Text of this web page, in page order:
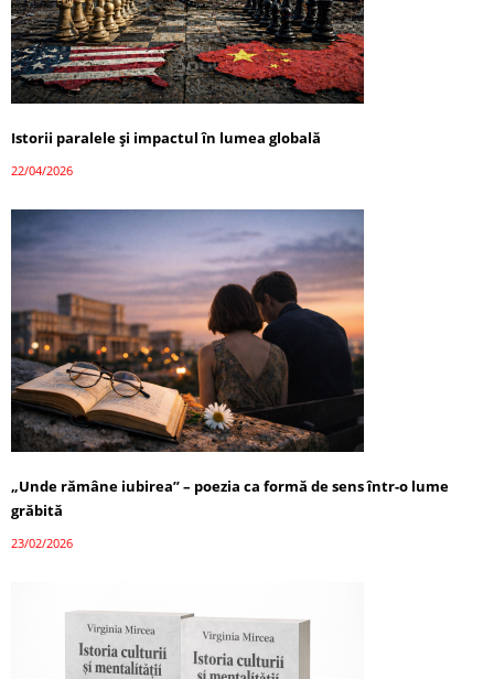
Istorii paralele și impactul în lumea globală
22/04/2026
„Unde rămâne iubirea” – poezia ca formă de sens într-o lume
grăbită
23/02/2026